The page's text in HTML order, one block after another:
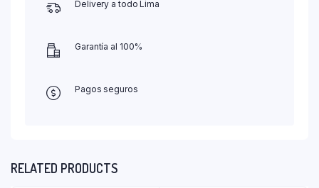
Delivery a todo Lima
Garantía al 100%
Pagos seguros
RELATED PRODUCTS